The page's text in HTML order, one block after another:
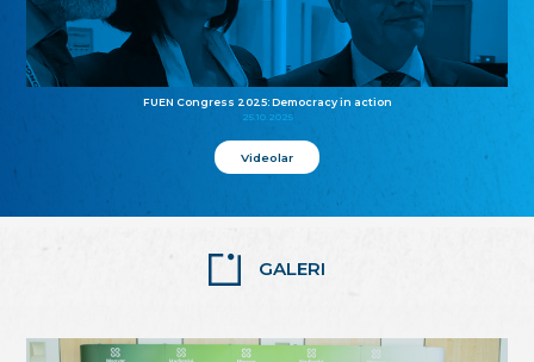
FUEN Congress 2025: Democracy in action
25.10.2025
Videolar
GALERI